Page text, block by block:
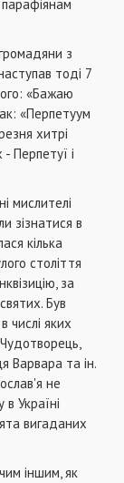
з
тоді 7
«Бажаю
«Перпетуум
хитрі
Перпетуї і
мислителі
зізнатися в
кілька
століття
за
Був
числі яких
Варвара та ін.
не
Україні
вигаданих
іншим, як